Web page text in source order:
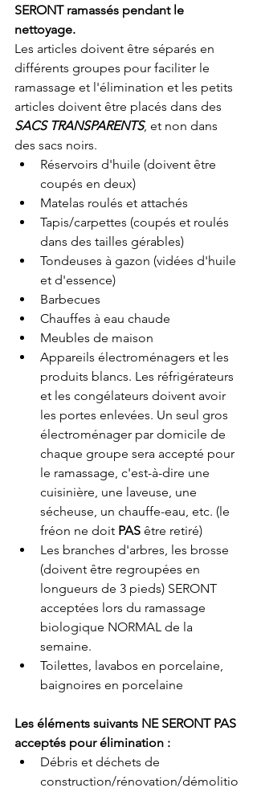
SERONT ramassés pendant le
nettoyage.
Les articles doivent être séparés en
différents groupes pour faciliter le
ramassage et l'élimination et les petits
articles doivent être placés dans des
SACS TRANSPARENTS, et non dans
des sacs noirs.
Réservoirs d'huile (doivent être
coupés en deux)
Matelas roulés et attachés
Tapis/carpettes (coupés et roulés
dans des tailles gérables)
Tondeuses à gazon (vidées d'huile
et d'essence)
Barbecues
Chauffes à eau chaude
Meubles de maison
Appareils électroménagers et les
produits blancs. Les réfrigérateurs
et les congélateurs doivent avoir
les portes enlevées. Un seul gros
électroménager par domicile de
chaque groupe sera accepté pour
le ramassage, c'est-à-dire une
cuisinière, une laveuse, une
sécheuse, un chauffe-eau, etc. (le
fréon ne doit PAS être retiré)
Les branches d'arbres, les brosse
(doivent être regroupées en
longueurs de 3 pieds) SERONT
acceptées lors du ramassage
biologique NORMAL de la
semaine.
Toilettes, lavabos en porcelaine,
baignoires en porcelaine
Les éléments suivants NE SERONT PAS
acceptés pour élimination :
Débris et déchets de
construction/rénovation/démolitio